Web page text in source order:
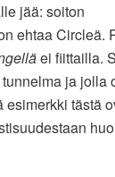
jää: soiton
ehtaa Circleä.
ei fiittailla.
ja jolla
tästä